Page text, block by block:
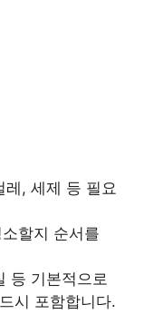
레, 세제 등 필요
할지 순서를
등 기본적으로
시 포함합니다.